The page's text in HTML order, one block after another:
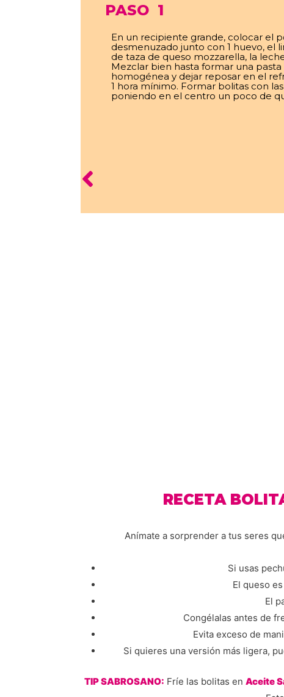
PASO 1
En un recipiente grande, colocar el
desmenuzado junto con 1 huevo, el
de taza de queso mozzarella, la
Mezclar bien hasta formar una pasta
homogénea y dejar reposar en el
1 hora mínimo. Formar bolitas con
poniendo en el centro un poco de
RECETA
Anímate a sorprender a tus seres
Si usas
El queso
El
Congélalas antes de
Evita exceso de
Si quieres una versión más ligera,
TIP SABROSANO: Fríe las bolitas en Aceite